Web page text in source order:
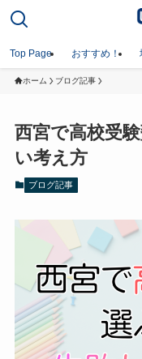
Top Page おすすめ！
ホーム ブログ記事
西宮で高校受
い考え方
ブログ記事